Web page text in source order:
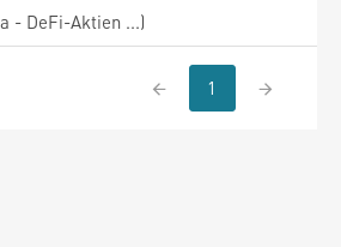
- DeFi-Aktien ...)
1